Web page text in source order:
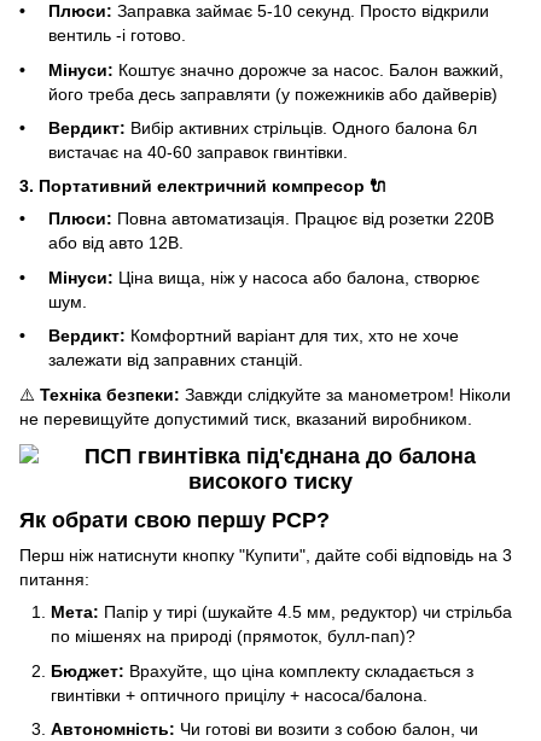
Плюси: Заправка займає 5-10 секунд. Просто відкрили
вентиль -і готово.
Мінуси: Коштує значно дорожче за насос. Балон важкий,
його треба десь заправляти (у пожежників або дайверів)
Вердикт: Вибір активних стрільців. Одного балона 6л
вистачає на 40-60 заправок гвинтівки.
3. Портативний електричний компресор 🔌
Плюси: Повна автоматизація. Працює від розетки 220В
або від авто 12В.
Мінуси: Ціна вища, ніж у насоса або балона, створює
шум.
Вердикт: Комфортний варіант для тих, хто не хоче
залежати від заправних станцій.
⚠️ Техніка безпеки: Завжди слідкуйте за манометром! Ніколи
не перевищуйте допустимий тиск, вказаний виробником.
Як обрати свою першу PCP?
Перш ніж натиснути кнопку "Купити", дайте собі відповідь на 3
питання:
Мета: Папір у тирі (шукайте 4.5 мм, редуктор) чи стрільба
по мішенях на природі (прямоток, булл-пап)?
Бюджет: Врахуйте, що ціна комплекту складається з
гвинтівки + оптичного прицілу + насоса/балона.
Автономність: Чи готові ви возити з собою балон, чи